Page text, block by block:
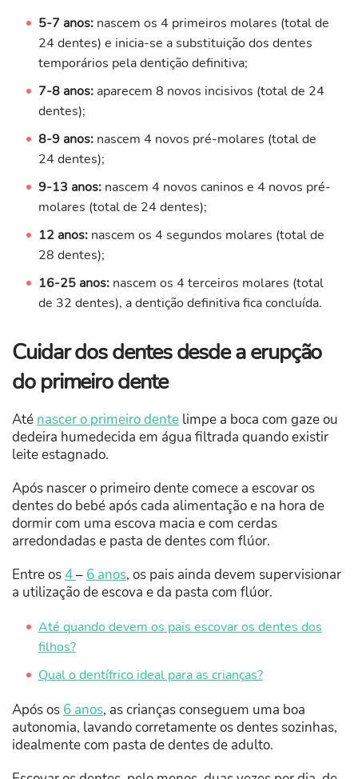
5-7 anos:nascem os 4 primeiros molares (total de
24 dentes) e inicia-se a substituição dos dentes
temporários pela dentição definitiva;
7-8 anos:aparecem 8 novos incisivos (total de 24
dentes);
8-9 anos:nascem 4 novos pré-molares (total de
24 dentes);
9-13 anos:nascem 4 novos caninos e 4 novos pré-
molares (total de 24 dentes);
12 anos:nascem os 4 segundos molares (total de
28 dentes);
16-25 anos:nascem os 4 terceiros molares (total
de 32 dentes), a dentição definitiva fica concluída.
Cuidar dos dentes desde a erupção
do primeiro dente
Até nascer o primeiro dente limpe a boca com gaze ou
dedeira humedecida em água filtrada quando existir
leite estagnado.
Após nascer o primeiro dente comece a escovar os
dentes do bebé após cada alimentação e na hora de
dormir com uma escova macia e com cerdas
arredondadas e pasta de dentes com flúor.
Entre os4– 6 anos, os pais ainda devem supervisionar
a utilização de escova e da pasta com flúor.
Até quando devem os pais escovar os dentes dos
filhos?
Qual o dentífrico ideal para as crianças?
Após os 6 anos, as crianças conseguem uma boa
autonomia, lavando corretamente os dentes sozinhas,
idealmente com pasta de dentes de adulto.